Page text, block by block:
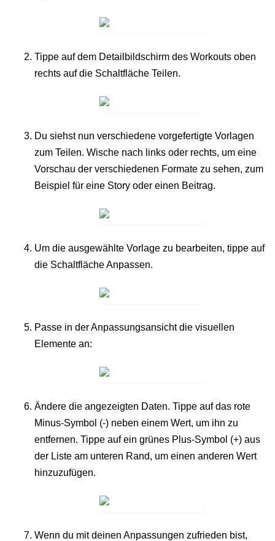
Tippe auf dem Detailbildschirm des Workouts oben
rechts auf die Schaltfläche Teilen.
Du siehst nun verschiedene vorgefertigte Vorlagen
zum Teilen. Wische nach links oder rechts, um eine
Vorschau der verschiedenen Formate zu sehen, zum
Beispiel für eine Story oder einen Beitrag.
Um die ausgewählte Vorlage zu bearbeiten, tippe auf
die SchaltflächeAnpassen.
Passe in der Anpassungsansicht die visuellen
Elemente an:
Ändere die angezeigten Daten. Tippe auf das rote
Minus-Symbol (-) neben einem Wert, um ihn zu
entfernen. Tippe auf ein grünes Plus-Symbol (+) aus
der Liste am unteren Rand, um einen anderen Wert
hinzuzufügen.
Wenn du mit deinen Anpassungen zufrieden bist,